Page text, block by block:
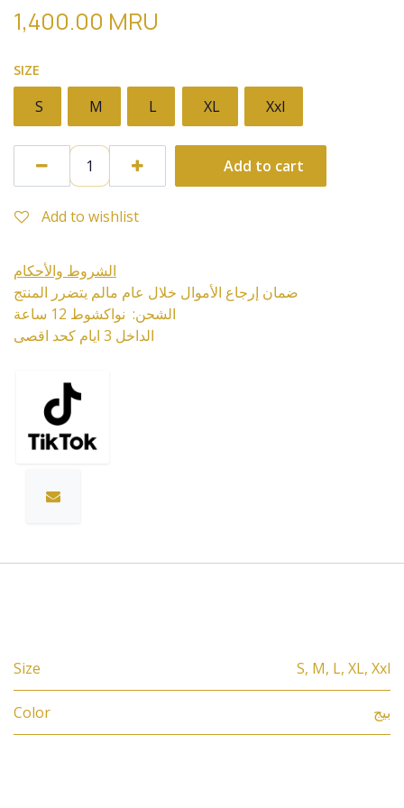
1,400.00 MRU
SIZE
S M L XL Xxl
Add to cart
Add to wishlist
الشروط والأحكام
ضمان إرجاع الأموال خلال عام مالم يتضرر المنتج
الشحن: نواكشوط 12 ساعة
الداخل 3 ايام كحد اقصى
Size S, M, L, XL, Xxl
Color بيج